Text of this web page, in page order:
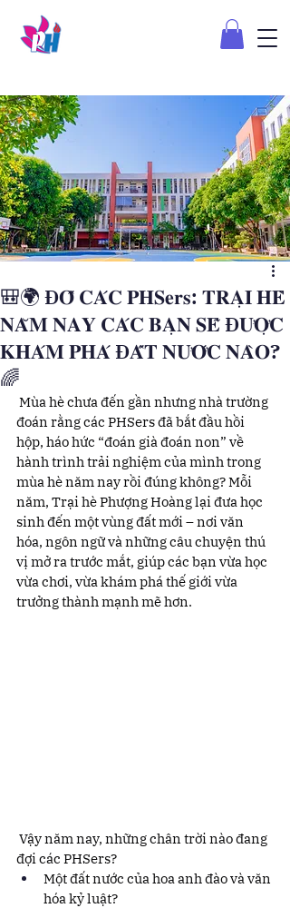
🎒🌍 Đ𝐎̂́ 𝐂𝐀́𝐂 𝐏𝐇𝐒𝐞𝐫𝐬: 𝐓𝐑𝐀̣𝐈 𝐇𝐄̀
𝐍𝐀̆𝐌 𝐍𝐀𝐘 𝐂𝐀́𝐂 𝐁𝐀̣𝐍 𝐒𝐄̃ Đ𝐔̛𝐎̛̣𝐂
𝐊𝐇𝐀́𝐌 𝐏𝐇𝐀́ Đ𝐀̂́𝐓 𝐍𝐔̛𝐎̛́𝐂 𝐍𝐀̀𝐎?
🌈
Mùa hè chưa đến gần nhưng nhà trường
đoán rằng các PHSers đã bắt đầu hồi
hộp, háo hức “đoán già đoán non” về
hành trình trải nghiệm của mình trong
mùa hè năm nay rồi đúng không? Mỗi
năm, Trại hè Phượng Hoàng lại đưa học
sinh đến một vùng đất mới – nơi văn
hóa, ngôn ngữ và những câu chuyện thú
vị mở ra trước mắt, giúp các bạn vừa học
vừa chơi, vừa khám phá thế giới vừa
trưởng thành mạnh mẽ hơn.
Vậy năm nay, những chân trời nào đang
đợi các PHSers?
Một đất nước của hoa anh đào và văn
hóa kỷ luật?